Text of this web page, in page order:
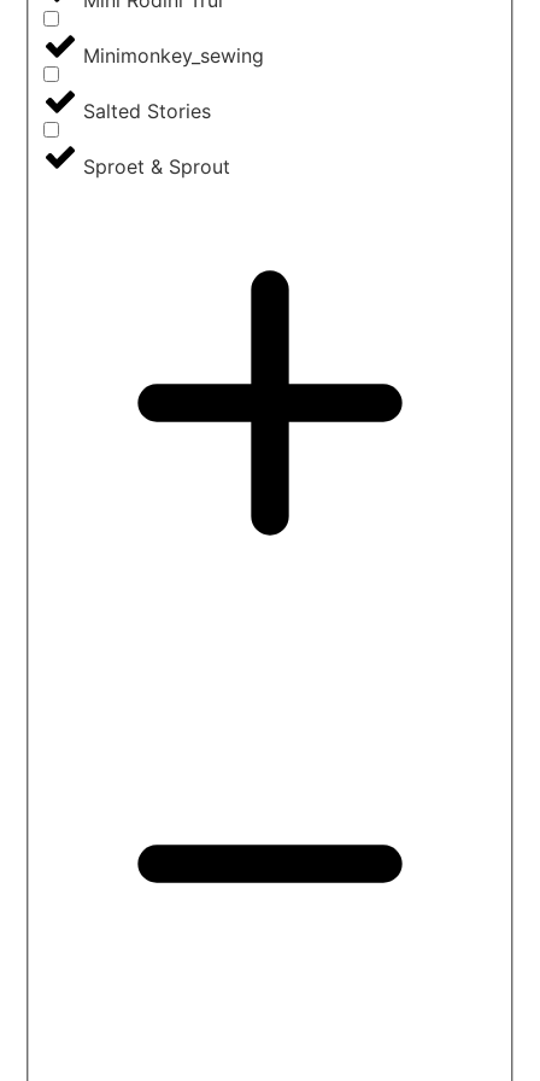
Minimonkey_sewing
Salted Stories
Sproet & Sprout